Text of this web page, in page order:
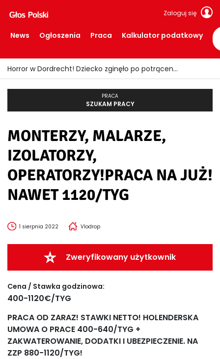
Zaloguj się
News Ogłoszenia Praca Kalkulator podatkowy
Horror w Dordrecht! Dziecko zginęło po potrąceniu przez busa
PRACA
SZUKAM PRACY
MONTERZY, MALARZE,
IZOLATORZY,
OPERATORZY!PRACA NA JUŻ!
NAWET 1120/TYG
1 sierpnia 2022 Vlodrop
Zweryfikowany użytkownik
Cena / Stawka godzinowa:
400-1120€/TYG
PRACA OD ZARAZ! STAWKI NETTO! HOLENDERSKA
UMOWA O PRACE 400-640/TYG +
ZAKWATEROWANIE, DODATKI I UBEZPIECZENIE. NA
ZZP 880-1120/TYG!